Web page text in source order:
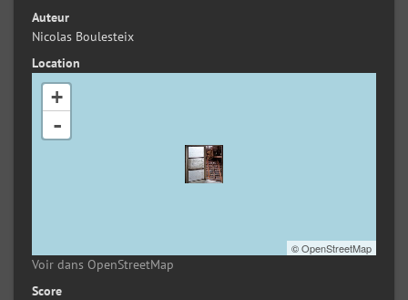
Auteur
Nicolas Boulesteix
Location
+
-
©OpenStreetMap
Voir dans OpenStreetMap
Score